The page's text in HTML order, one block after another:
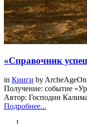
«Справочник
in Книги by ArcheAgeOn
Получение: событие
Автор: Господин
Подробнее...